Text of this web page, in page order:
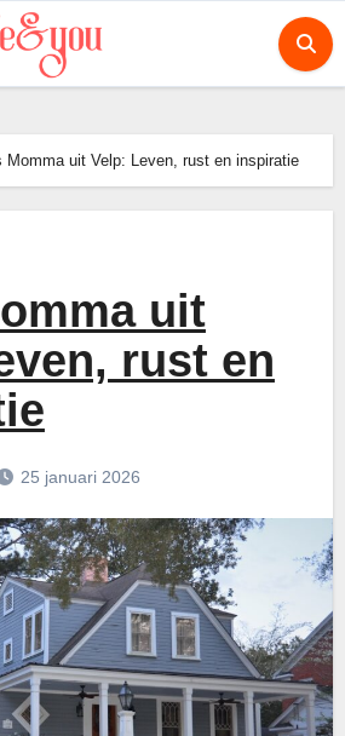
Momma uit Velp: Leven, rust en inspiratie
uit
rust en
25 januari 2026